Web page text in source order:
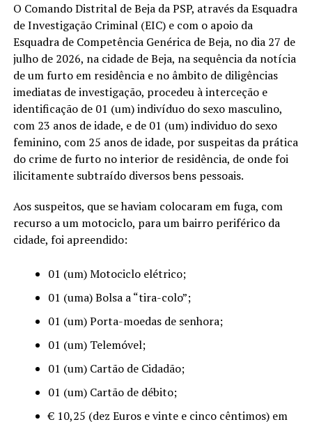
O Comando Distrital de Beja da PSP, através da Esquadra
de Investigação Criminal (EIC) e com o apoio da
Esquadra de Competência Genérica de Beja, no dia 27 de
julho de 2026, na cidade de Beja, na sequência da notícia
de um furto em residência e no âmbito de diligências
imediatas de investigação, procedeu à interceção e
identificação de 01 (um) indivíduo do sexo masculino,
com 23 anos de idade, e de 01 (um) individuo do sexo
feminino, com 25 anos de idade, por suspeitas da prática
do crime de furto no interior de residência, de onde foi
ilicitamente subtraído diversos bens pessoais.
Aos suspeitos, que se haviam colocaram em fuga, com
recurso a um motociclo, para um bairro periférico da
cidade, foi apreendido:
01 (um) Motociclo elétrico;
01 (uma) Bolsa a “tira-colo”;
01 (um) Porta-moedas de senhora;
01 (um) Telemóvel;
01 (um) Cartão de Cidadão;
01 (um) Cartão de débito;
€ 10,25 (dez Euros e vinte e cinco cêntimos) em